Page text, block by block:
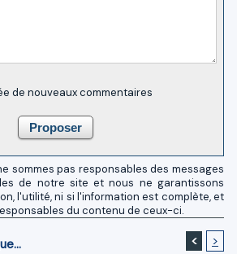
de nouveaux commentaires
sommes pas responsables des messages
de notre site et nous ne garantissons
l'utilité, ni si l'information est complète, et
du contenu de ceux-ci.
< >